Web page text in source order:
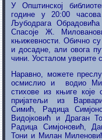
У Општинској
године у 20:00
Љубодрага
Спасоје Ж.
књижевности. Обично су
и досадне, али овога
чини. Уосталом уверите
Наравно, можете
осмислио и водио
стихове из књиге
пријатељи из
Симић,
Радица
Видојковић и Драган
Радица Симјоновић,
Тони и Милан